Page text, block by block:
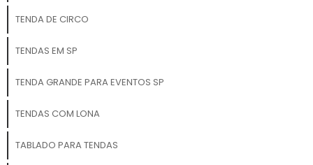
TENDA DE CIRCO
TENDAS EM SP
TENDA GRANDE PARA EVENTOS SP
TENDAS COM LONA
TABLADO PARA TENDAS